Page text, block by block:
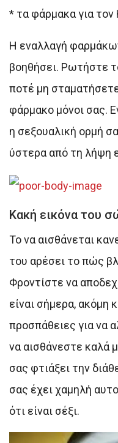
* τα φάρμακα για τον
Η εναλλαγή
βοηθήσει. Ρωτήστε
ποτέ μη
φάρμακο μόνοι σας.
η σεξουαλική ορμή
ύστερα από τη λήψη
Κακή εικόνα του
Το να αισθάνεται
του αρέσει το πώς
Φροντίστε να
είναι σήμερα, ακόμη
προσπάθειες για να
να αισθάνεστε καλά
σας φτιάξει την
σας έχει χαμηλή
ότι είναι σέξι.